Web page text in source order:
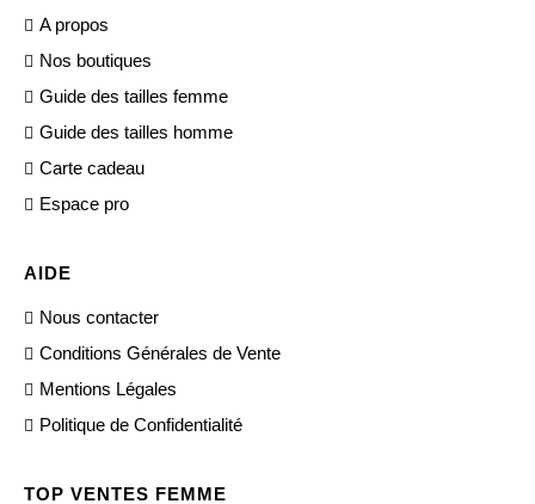
A propos
Nos boutiques
Guide des tailles femme
Guide des tailles homme
Carte cadeau
Espace pro
AIDE
Nous contacter
Conditions Générales de Vente
Mentions Légales
Politique de Confidentialité
TOP VENTES FEMME